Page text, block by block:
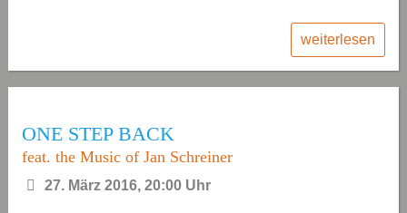
weiterlesen
ONE STEP BACK
feat. the Music of Jan Schreiner
27. März 2016, 20:00 Uhr